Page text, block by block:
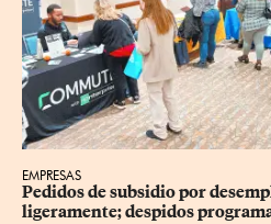
EMPRESAS
Pedidos de subsidio por
ligeramente; despidos